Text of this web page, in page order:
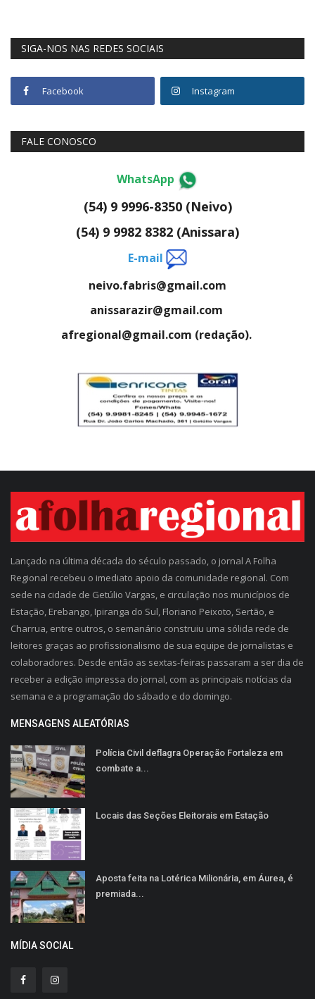
SIGA-NOS NAS REDES SOCIAIS
Facebook Instagram
FALE CONOSCO
WhatsApp
(54) 9 9996-8350 (Neivo)
(54) 9 9982 8382 (Anissara)
E-mail
neivo.fabris@gmail.com
anissarazir@gmail.com
afregional@gmail.com (redação).
Lançado na última década do século passado, o jornal A Folha
Regional recebeu o imediato apoio da comunidade regional. Com
sede na cidade de Getúlio Vargas, e circulação nos municípios de
Estação, Erebango, Ipiranga do Sul, Floriano Peixoto, Sertão, e
Charrua, entre outros, o semanário construiu uma sólida rede de
leitores graças ao profissionalismo de sua equipe de jornalistas e
colaboradores. Desde então as sextas-feiras passaram a ser dia de
receber a edição impressa do jornal, com as principais notícias da
semana e a programação do sábado e do domingo.
MENSAGENS ALEATÓRIAS
Polícia Civil deflagra Operação Fortaleza em
combate a...
Locais das Seções Eleitorais em Estação
Aposta feita na Lotérica Milionária, em Áurea, é
premiada...
MÍDIA SOCIAL